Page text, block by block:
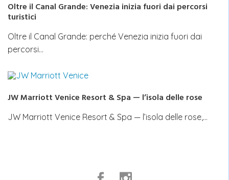
Oltre il Canal Grande: Venezia inizia fuori dai percorsi
turistici
Oltre il Canal Grande: perché Venezia inizia fuori dai
percorsi…
JW Marriott Venice Resort & Spa — l’isola delle rose
JW Marriott Venice Resort & Spa — l’isola delle rose,…